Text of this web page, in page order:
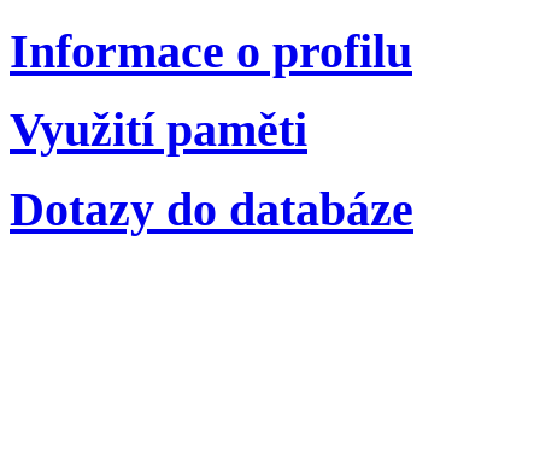
Informace o profilu
Využití paměti
Dotazy do databáze